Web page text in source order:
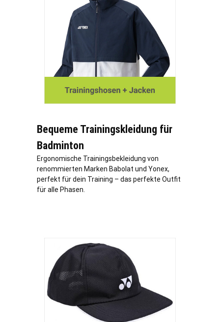
Bequeme Trainingskleidung für
Badminton
Ergonomische Trainingsbekleidung von
renommierten Marken Babolat und Yonex,
perfekt für dein Training – das perfekte Outfit
für alle Phasen.